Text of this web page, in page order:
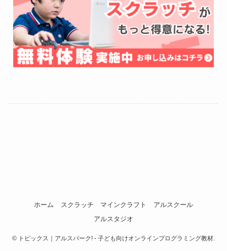
ホーム スクラッチ マインクラフト
アルスクール
アルスタジオ
© トピックス｜アルスパーク! - 子ども向けオンラインプログラミング教材.